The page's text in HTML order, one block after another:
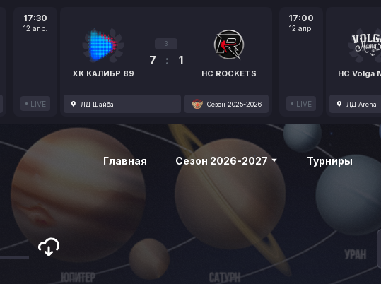
17:30
12 апр.
LIVE
ХК КАЛИБР 89
3
7 : 1
HC ROCKETS
ЛД Шайба Сезон 2025-2026
17:00
12 апр.
LIVE
HC Volga
ЛД Arena
Главная Сезон 2026-2027 Турниры